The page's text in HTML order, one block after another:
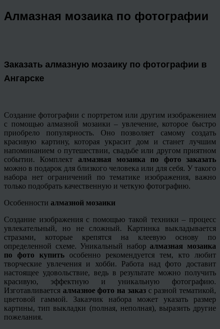
Алмазная мозаика по фотографии
Заказать алмазную мозаику по фотографии в
Ангарске
Создание фотографии с портретом или другим изображением
с помощью алмазной мозаики – увлечение, которое быстро
приобрело популярность. Оно позволяет самому создать
красивую картину, которая украсит дом и станет лучшим
напоминанием о путешествии, свадьбе или другом приятном
событии. Комплект алмазная мозаика по фото заказать
можно в подарок для близкого человека или для себя. У такого
набора нет ограничений по тематике изображения, важно
только подобрать качественную и четкую фотографию.
Особенности алмазной мозаики
Создание изображения с помощью такой техники – процесс
увлекательный, но не сложный. Картинка выкладывается
стразами, которые крепятся на клеевую основу по
определенной схеме. Уникальный наборалмазная мозаика
по фото купить особенно рекомендуется тем, кто любит
творческие увлечения и хобби. Работа над фото доставит
настоящее удовольствие, ведь в результате можно получить
красивую, эффектную и уникальную фотографию.
Изготавливается алмазное фото на заказс разной тематикой,
цветовой гаммой. Заказчик набора может указать размер
картины, тип выкладки (полная, неполная), выразить другие
пожелания.